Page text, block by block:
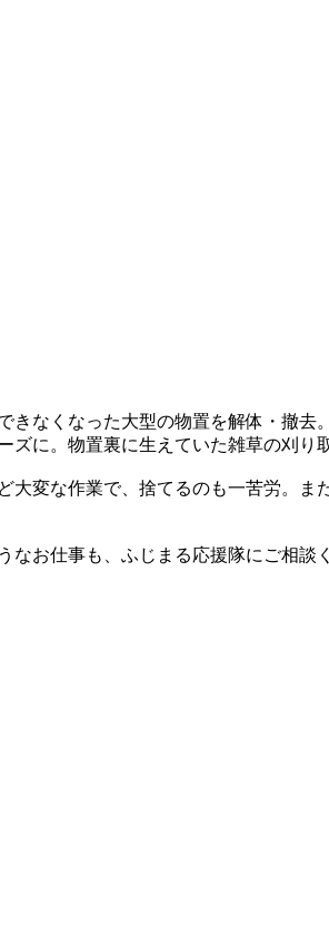
きなくなった大型の物置を解体・撤
に。物置裏に生えていた雑草の刈り
大変な作業で、捨てるのも一苦労。
お仕事も、ふじまる応援隊にご相談